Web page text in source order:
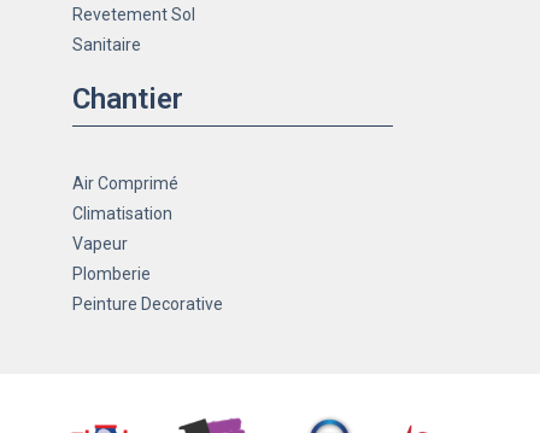
Revetement Sol
Sanitaire
Chantier
Air Comprimé
Climatisation
Vapeur
Plomberie
Peinture Decorative